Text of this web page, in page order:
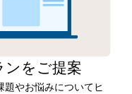
ンをご提案
題やお悩みについてヒ